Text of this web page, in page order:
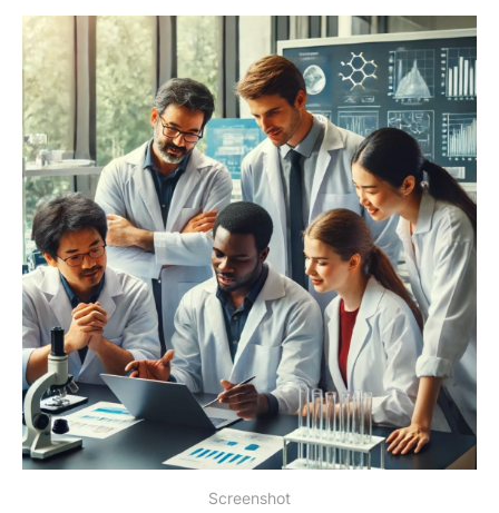
Screenshot